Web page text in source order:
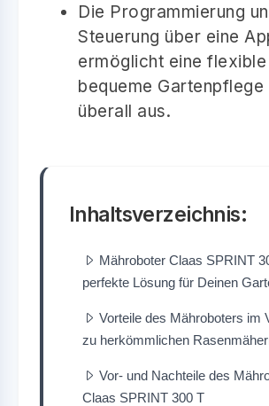
Die Programmierung
Steuerung über eine
ermöglicht eine flexible
bequeme Gartenpflege
überall aus.
Inhaltsverzeichnis:
Mähroboter Claas SPRINT
perfekte Lösung für Deinen
Vorteile des Mähroboters im
zu herkömmlichen
Vor- und Nachteile des
Claas SPRINT 300 T